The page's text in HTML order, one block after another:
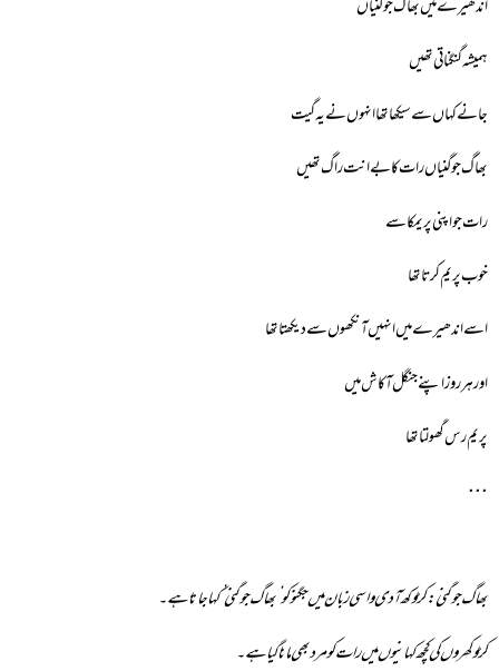
اندھیرے میں بھاگ جوگنیاں
ہمیشہ گنگناتی تھیں
جانے کہاں سے سیکھا تھا انہوں نے یہ گیت
بھاگ جوگنیاں رات کا بے انت راگ تھیں
رات جو اپنی پریمکا سے
خوب پریم کرتا تھا
اسے اندھیرے میں انہیں آنکھوں سے دیکھتا تھا
اور ہر روز اپنے جنگل آکاش میں
پریم رس گھولتا تھا
٠٠٠
بھاگ جوگنی:کڑوکھ آدی واسی زبان میں جگنو کو ‘بھاگ جوگنی’ کہا جاتا ہے۔
کڑوکھروں کی کچھ کہانیوں میں رات کو مرد بھی مانا گیا ہے۔